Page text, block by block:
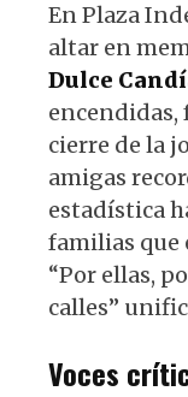
En Plaza
altar en
Dulce
encendidas,
cierre de la
amigas
estadística
familias que
“Por ellas,
calles”
Voces